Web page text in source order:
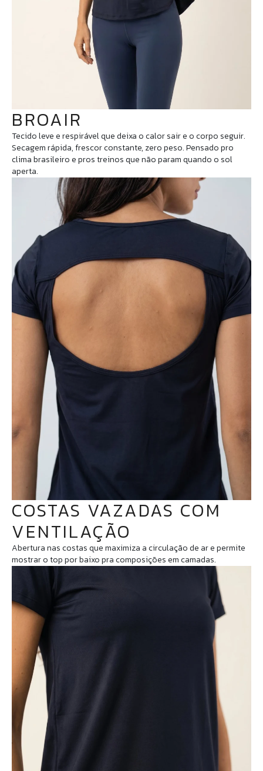
BROAIR
Tecido leve e respirável que deixa o calor sair e o corpo seguir.
Secagem rápida, frescor constante, zero peso. Pensado pro
clima brasileiro e pros treinos que não param quando o sol
aperta.
COSTAS VAZADAS COM
VENTILAÇÃO
Abertura nas costas que maximiza a circulação de ar e permite
mostrar o top por baixo pra composições em camadas.